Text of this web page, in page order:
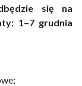
się na
1–7 grudnia